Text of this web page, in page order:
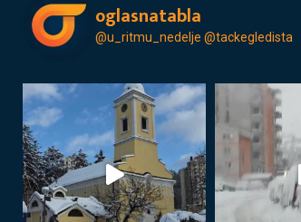
oglasnatabla
@u_ritmu_nedelje @tackegledista